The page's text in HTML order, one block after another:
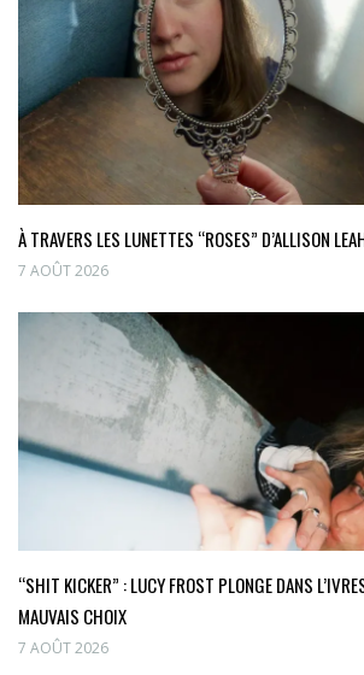
À TRAVERS LES LUNETTES “ROSES” D’ALLISON
7 AOÛT 2026
“SHIT KICKER” : LUCY FROST PLONGE DANS
MAUVAIS CHOIX
7 AOÛT 2026